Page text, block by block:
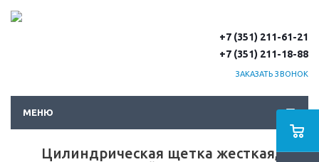
+7 (351) 211-61-21
+7 (351) 211-18-88
ЗАКАЗАТЬ ЗВОНОК
МЕНЮ
Цилиндрическая щетка жесткая,